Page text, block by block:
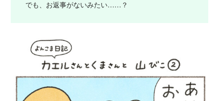
でも、お返事がないみたい……？